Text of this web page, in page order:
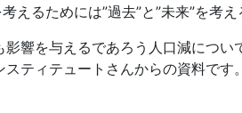
えるためには”過去”と”未来”を考え
響を与えるであろう人口減につい
ティテュートさんからの資料です